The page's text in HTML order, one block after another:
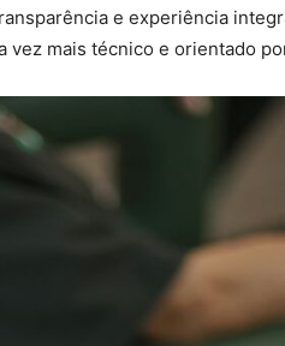
e experiência
vez mais técnico e orientado